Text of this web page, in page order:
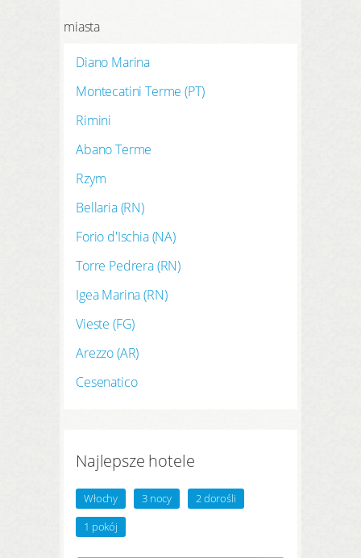
miasta
Diano Marina
Montecatini Terme (PT)
Rimini
Abano Terme
Rzym
Bellaria (RN)
Forio d'Ischia (NA)
Torre Pedrera (RN)
Igea Marina (RN)
Vieste (FG)
Arezzo (AR)
Cesenatico
Najlepsze hotele
Włochy 3 nocy
2 dorośli
1 pokój